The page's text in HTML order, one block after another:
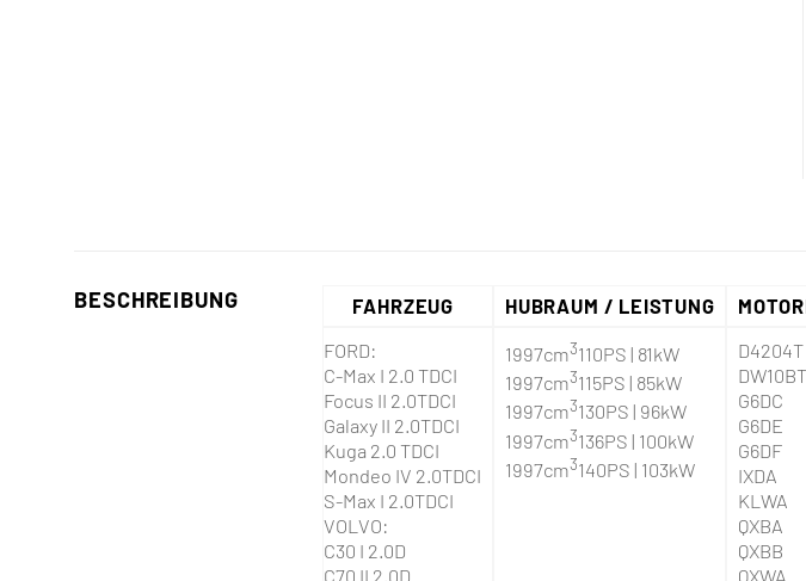
BESCHREIBUNG FAHRZEUG HUBRAUM / LEISTUNG
FORD:
C-Max I 2.0 TDCI
Focus II 2.0TDCI
Galaxy II 2.0TDCI
Kuga 2.0 TDCI
Mondeo IV 2.0TDCI
S-Max I 2.0TDCI
VOLVO:
C30 I 2.0D
C70 II 2.0D
1997cm3110PS | 81kW
1997cm3115PS | 85kW
1997cm3130PS | 96kW
1997cm3136PS | 100kW
1997cm3140PS | 103kW
D4204T
G6DC
G6DE
G6DF
IXDA
KLWA
QXBA
QXBB
QXWA